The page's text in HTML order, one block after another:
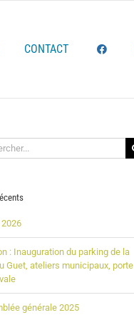
CONTACT
: Inauguration du parking de la
Guet, ateliers municipaux, porte
générale 2025